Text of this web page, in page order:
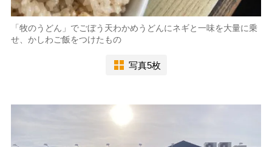
「牧のうどん」でごぼう天わかめうどんにネギと一味を大量に乗
せ、かしわご飯をつけたもの
写真5枚